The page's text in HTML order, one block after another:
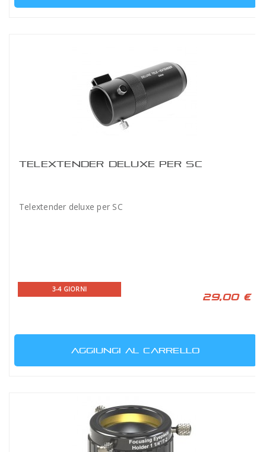
TELEXTENDER DELUXE PER SC
Telextender deluxe per SC
3-4 GIORNI
29,00 €
AGGIUNGI AL CARRELLO